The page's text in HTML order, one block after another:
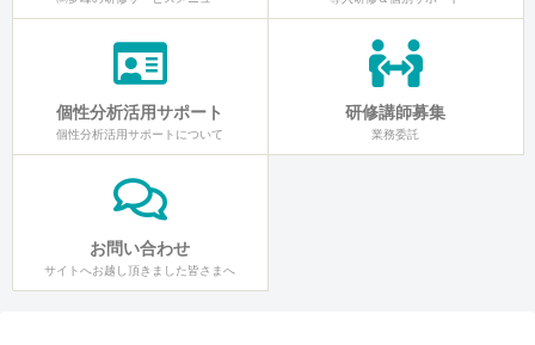
個性分析活用サポート
個性分析活用サポートについて
研修講師募集
業務委託
お問い合わせ
サイトへお越し頂きました皆さまへ